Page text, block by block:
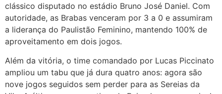
clássico disputado no estádio Bruno José Daniel. Com
autoridade, as Brabas venceram por 3 a 0 e assumiram
a liderança do Paulistão Feminino, mantendo 100% de
aproveitamento em dois jogos.
Além da vitória, o time comandado por Lucas Piccinato
ampliou um tabu que já dura quatro anos: agora são
nove jogos seguidos sem perder para as Sereias da